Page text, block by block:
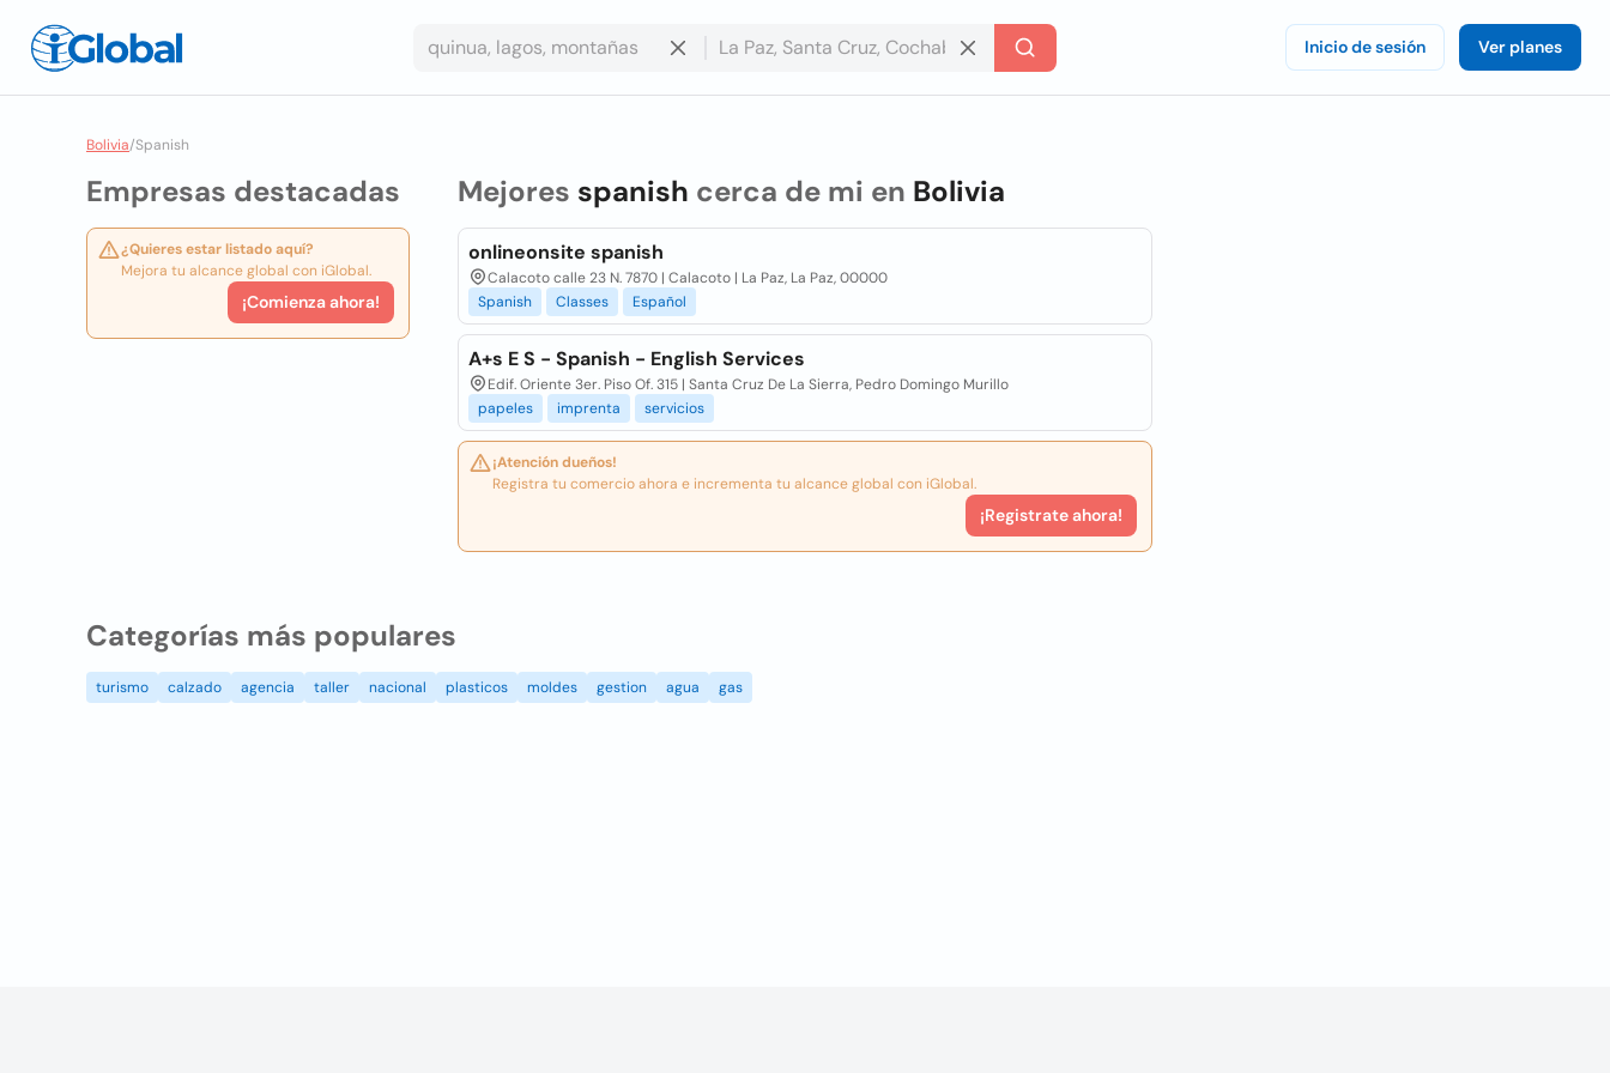
Inicio de sesión Ver planes
Bolivia/Spanish
Empresas destacadas
¿Quieres estar listado aquí?
Mejora tu alcance global con iGlobal.
¡Comienza ahora!
Mejores spanish cerca de mi en Bolivia
onlineonsite spanish
Calacoto calle 23 N. 7870 | Calacoto | La Paz, La Paz, 00000
Spanish
Classes Español
A+s E S - Spanish - English Services
Edif. Oriente 3er. Piso Of. 315 | Santa Cruz De La Sierra, Pedro Domingo Murillo
papeles
imprenta servicios
¡Atención dueños!
Registra tu comercio ahora e incrementa tu alcance global con iGlobal.
¡Registrate ahora!
Categorías más populares
turismo calzado agencia taller nacional plasticos moldes gestion agua gas